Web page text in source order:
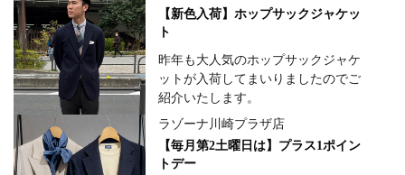
【新色入荷】ホップサックジャケッ
ト
昨年も大人気のホップサックジャケ
ットが入荷してまいりましたのでご
紹介いたします。
ラゾーナ川崎プラザ店
【毎月第2土曜日は】プラス1ポイン
トデー